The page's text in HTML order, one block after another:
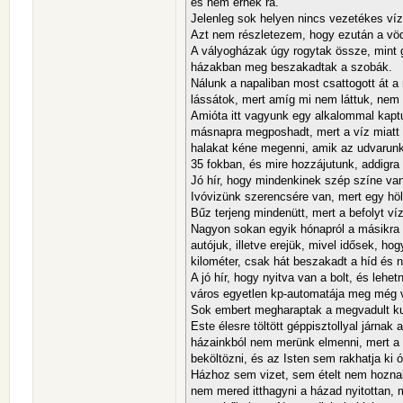
Jelenleg sok helyen nincs vezetékes
Azt nem részletezem, hogy ezután a
A vályogházak úgy rogytak össze,
házakban meg beszakadtak a szobák.
Nálunk a napaliban most csattogott át
lássátok, mert amíg mi nem láttuk,
Amióta itt vagyunk egy alkalommal
másnapra megposhadt, mert a víz
halakat kéne megenni, amik az
35 fokban, és mire hozzájutunk, addigra
Jó hír, hogy mindenkinek szép színe
Ivóvizünk szerencsére van, mert egy
Bűz terjeng mindenütt, mert a befolyt
Nagyon sokan egyik hónapról a
autójuk, illetve erejük, mivel idősek,
kilométer, csak hát beszakadt a híd és
A jó hír, hogy nyitva van a bolt, és
város egyetlen kp-automatája meg
Sok embert megharaptak a megvadult
Este élesre töltött géppisztollyal járnak
házainkból nem merünk elmenni, mert
beköltözni, és az Isten sem rakhatja ki
Házhoz sem vizet, sem ételt nem
nem mered itthagyni a házad nyitottan,